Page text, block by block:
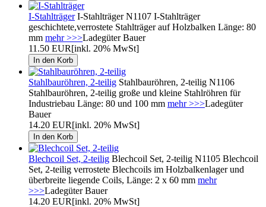
I-StahlträgerI-Stahlträger N1107 I-Stahlträger
geschichtete,verrostete Stahlträger auf Holzbalken Länge: 80
mm mehr >>>Ladegüter Bauer
11.50 EUR[inkl. 20% MwSt]
Stahlbauröhren, 2-teilig Stahlbauröhren, 2-teilig N1106
Stahlbauröhren, 2-teilig große und kleine Stahlröhren für
Industriebau Länge: 80 und 100 mm mehr >>>Ladegüter
Bauer
14.20 EUR[inkl. 20% MwSt]
Blechcoil Set, 2-teilig Blechcoil Set, 2-teilig N1105 Blechcoil
Set, 2-teilig verrostete Blechcoils im Holzbalkenlager und
überbreite liegende Coils, Länge: 2 x 60 mm mehr
>>>Ladegüter Bauer
14.20 EUR[inkl. 20% MwSt]